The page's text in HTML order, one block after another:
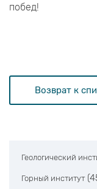
побед!
Возврат к
Геологический
Горный институт